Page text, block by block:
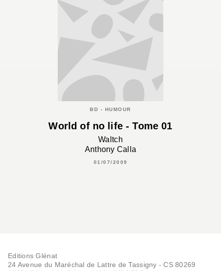
BD - HUMOUR
World of no life - Tome 01
Waltch
Anthony Calla
01/07/2009
Editions Glénat
24 Avenue du Maréchal de Lattre de Tassigny - CS 80269